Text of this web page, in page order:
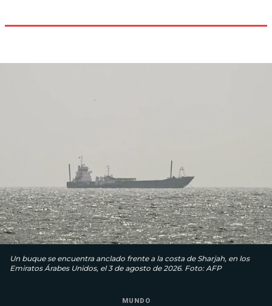
Un buque se encuentra anclado frente a la costa de Sharjah, en los
Emiratos Árabes Unidos, el 3 de agosto de 2026. Foto: AFP
MUNDO